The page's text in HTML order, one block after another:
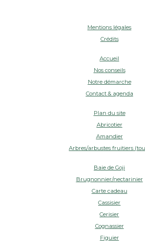
Mentions légales
Crédits
Accueil
Nos conseils
Notre démarche
Contact & agenda
Plan du site
Abricotier
Amandier
Arbres/arbustes fruitiers
Baie de Goji
Brugnonnier/nectarinier
Carte cadeau
Cassisier
Cerisier
Cognassier
Figuier